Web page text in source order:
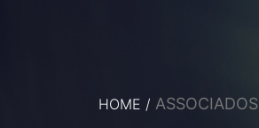
HOME / ASSOCIADOS